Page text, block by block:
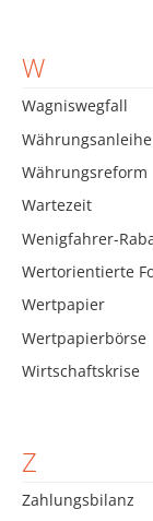
W
Wagniswegfall
Währungsanleihe
Währungsreform
Wartezeit
Wenigfahrer-
Wertorientierte
Wertpapier
Wertpapierbörse
Wirtschaftskrise
Z
Zahlungsbilanz